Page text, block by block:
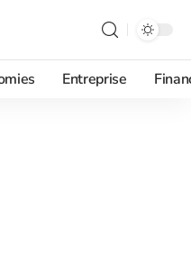
Entreprise